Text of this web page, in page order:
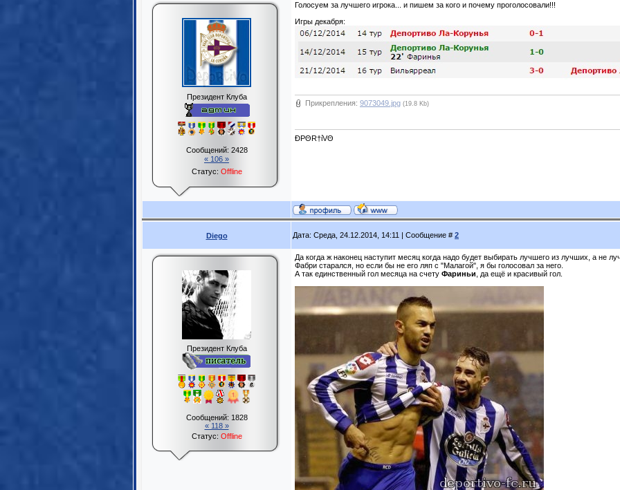
Президент Клуба
Сообщений: 2428
« 106 »
Статус: Offline
Голосуем за лучшего игрока... и пишем за кого и почему проголосовали!!!
Игры декабря:
Прикрепления: 9073049.jpg (19.8 Kb)
ĐPΘR†ίVΘ
Diego Дата: Среда, 24.12.2014, 14:11 | Сообщение # 2
Президент Клуба
Сообщений: 1828
« 118 »
Статус: Offline
Да когда ж наконец наступит месяц когда надо будет выбирать лучшего из лучших, а не
Фабри старался, но если бы не его ляп с "Малагой", я бы голосовал за него.
А так единственный гол месяца на счету Фариньи , да ещё и красивый гол.